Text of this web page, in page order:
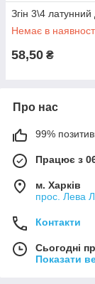
Згін 3\4
Немає в
58,50 ₴
Про нас
99%
Працює з
м. Харків
прос. Лева
Контакти
Сьогодні
Показати